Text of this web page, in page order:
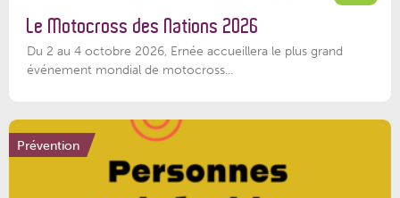
Le Motocross des Nations 2026
Du 2 au 4 octobre 2026, Ernée accueillera le plus grand
événement mondial de motocross...
Prévention